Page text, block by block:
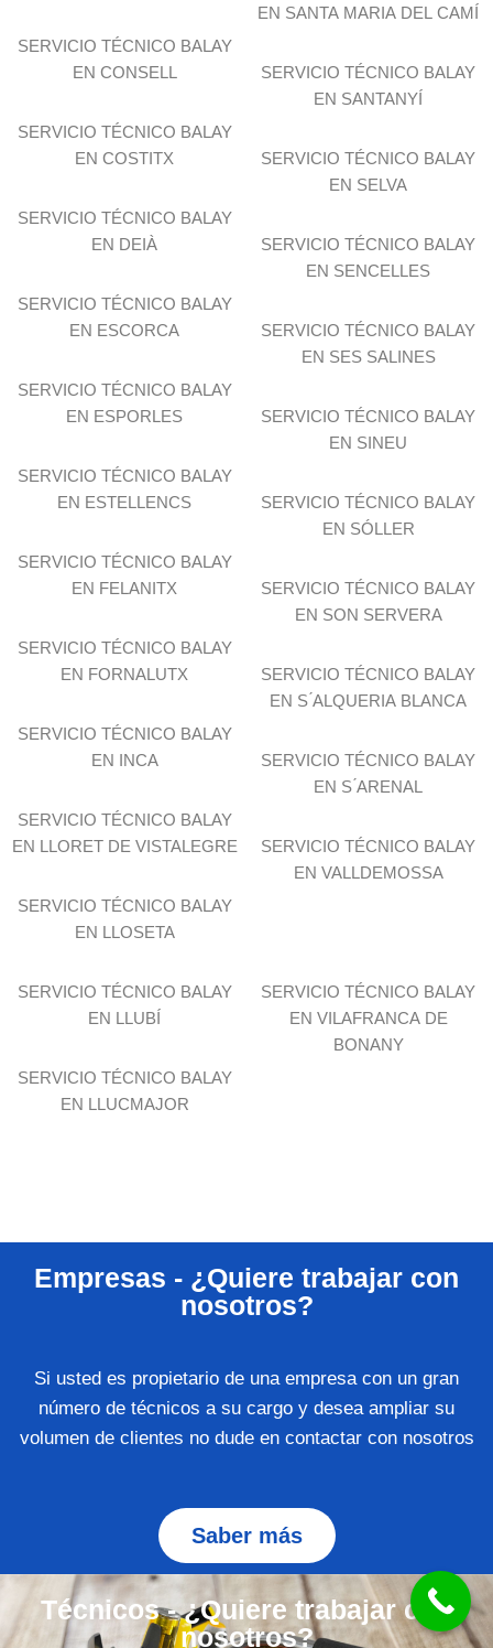
SERVICIO TÉCNICO BALAY
EN CONSELL
SERVICIO TÉCNICO BALAY
EN COSTITX
SERVICIO TÉCNICO BALAY
EN DEIÀ
SERVICIO TÉCNICO BALAY
EN ESCORCA
SERVICIO TÉCNICO BALAY
EN ESPORLES
SERVICIO TÉCNICO BALAY
EN ESTELLENCS
SERVICIO TÉCNICO BALAY
EN FELANITX
SERVICIO TÉCNICO BALAY
EN FORNALUTX
SERVICIO TÉCNICO BALAY
EN INCA
SERVICIO TÉCNICO BALAY
EN LLORET DE VISTALEGRE
SERVICIO TÉCNICO BALAY
EN LLOSETA
SERVICIO TÉCNICO BALAY
EN LLUBÍ
SERVICIO TÉCNICO BALAY
EN LLUCMAJOR
EN SANTA MARIA DEL CAMÍ
SERVICIO TÉCNICO BALAY
EN SANTANYÍ
SERVICIO TÉCNICO BALAY
EN SELVA
SERVICIO TÉCNICO BALAY
EN SENCELLES
SERVICIO TÉCNICO BALAY
EN SES SALINES
SERVICIO TÉCNICO BALAY
EN SINEU
SERVICIO TÉCNICO BALAY
EN SÓLLER
SERVICIO TÉCNICO BALAY
EN SON SERVERA
SERVICIO TÉCNICO BALAY
EN S ́ALQUERIA BLANCA
SERVICIO TÉCNICO BALAY
EN S ́ARENAL
SERVICIO TÉCNICO BALAY
EN VALLDEMOSSA
SERVICIO TÉCNICO BALAY
EN VILAFRANCA DE
BONANY
Empresas - ¿Quiere trabajar con
nosotros?
Si usted es propietario de una empresa con un gran
número de técnicos a su cargo y desea ampliar su
volumen de clientes no dude en contactar con nosotros
Saber más
Técnicos - ¿Quiere trabajar con
nosotros?